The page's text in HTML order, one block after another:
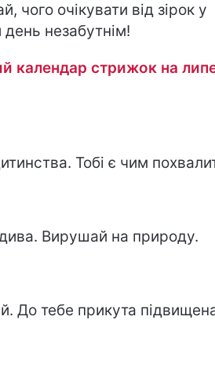
чого очікувати від зірок у
незабутнім!
календар стрижок на
Тобі є чим
Вирушай на природу.
До тебе прикута